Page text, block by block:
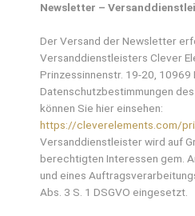
Newsletter –
Der Versand der Newsletter
Versanddienstleisters Clever
Prinzessinnenstr. 19-20, 10969
Datenschutzbestimmungen
können Sie hier einsehen:
https://cleverelements.com/
Versanddienstleister wird auf
berechtigten Interessen gem.
und eines
Abs. 3 S. 1 DSGVO eingesetzt.